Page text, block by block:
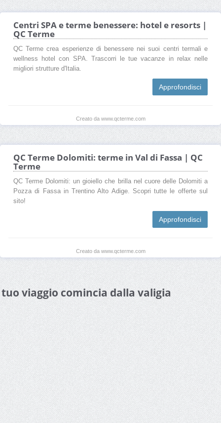
Centri SPA e terme benessere: hotel e resorts |
QC Terme
QC Terme crea esperienze di benessere nei suoi centri termali e
wellness hotel con SPA. Trascorri le tue vacanze in relax nelle
migliori strutture d'Italia.
Approfondisci
Creato da www.qcterme.com
QC Terme Dolomiti: terme in Val di Fassa | QC
Terme
QC Terme Dolomiti: un gioiello che brilla nel cuore delle Dolomiti a
Pozza di Fassa in Trentino Alto Adige. Scopri tutte le offerte sul
sito!
Approfondisci
Creato da www.qcterme.com
viaggio comincia dalla valigia